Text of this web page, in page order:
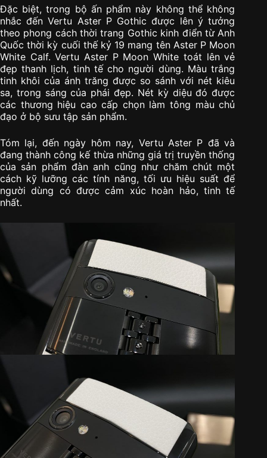
Đặc biệt, trong bộ ấn phẩm này không thể không
nhắc đến Vertu Aster P Gothic được lên ý tưởng
theo phong cách thời trang Gothic kinh điển từ Anh
Quốc thời kỳ cuối thế kỷ 19 mang tên Aster P Moon
White Calf. Vertu Aster P Moon White toát lên vẻ
đẹp thanh lịch, tinh tế cho người dùng. Màu trắng
tinh khôi của ánh trăng được so sánh với nét kiêu
sa, trong sáng của phái đẹp. Nét kỳ diệu đó được
các thương hiệu cao cấp chọn làm tông màu chủ
đạo ở bộ sưu tập sản phẩm.
Tóm lại, đến ngày hôm nay, Vertu Aster P đã và
đang thành công kế thừa những giá trị truyền thống
của sản phẩm đàn anh cũng như chăm chút một
cách kỹ lưỡng các tính năng, tối ưu hiệu suất để
người dùng có được cảm xúc hoàn hảo, tinh tế
nhất.